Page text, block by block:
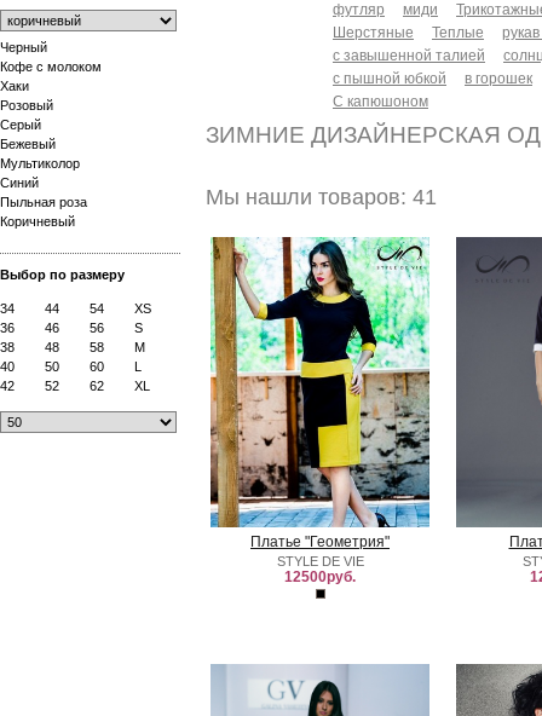
Черный
Кофе с молоком
Хаки
Розовый
Серый
Бежевый
Мультиколор
Синий
Пыльная роза
Коричневый
Выбор по размеру
34 44 54
XS
36
46 56
S
38
48 58
M
40
50 60
L
42
52 62 XL
футляр
миди
Шерстяные
Теплые
с завышенной талией
с пышной юбкой
в горошек
С капюшоном
ЗИМНИЕ ДИЗАЙНЕРСКАЯ
Мы нашли товаров: 41
Платье "Геометрия"
STYLE DE VIE
12500руб.